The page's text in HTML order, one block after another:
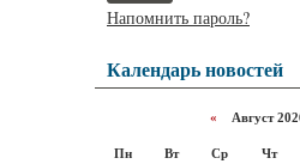
Напомнить пароль?
Календарь новостей
« Август
Пн Вт Ср Чт